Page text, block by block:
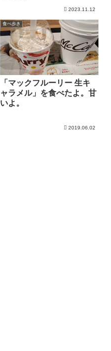
2023.11.12
食べ歩き
「マックフルーリー 生キ
ャラメル」を食べたよ。甘
いよ。
2019.06.02